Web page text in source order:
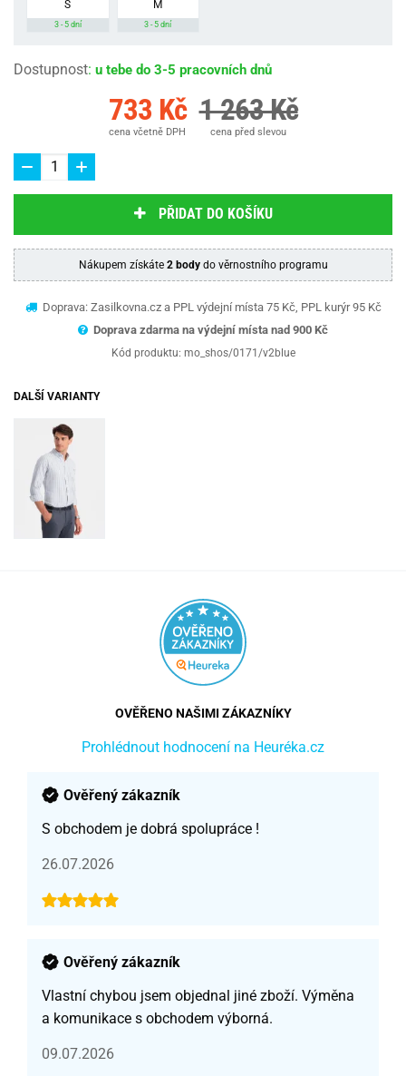
S
3 - 5 dní
M
3 - 5 dní
Dostupnost: u tebe do 3-5 pracovních dnů
733 Kč
cena včetně DPH
1 263 Kč
cena před slevou
PŘIDAT DO KOŠÍKU
Nákupem získáte 2 bodydo věrnostního programu
Doprava: Zasilkovna.cz a PPL výdejní místa 75 Kč, PPL kurýr 95 Kč
Doprava zdarma na výdejní místa nad 900 Kč
Kód produktu: mo_shos/0171/v2blue
DALŠÍ VARIANTY
OVĚŘENO NAŠIMI ZÁKAZNÍKY
Prohlédnout hodnocení na Heuréka.cz
Ověřený zákazník
S obchodem je dobrá spolupráce !
26.07.2026
Ověřený zákazník
Vlastní chybou jsem objednal jiné zboží. Výměna
a komunikace s obchodem výborná.
09.07.2026